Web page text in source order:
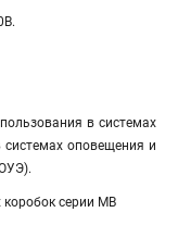
в системах
оповещения и
коробок серии МВ